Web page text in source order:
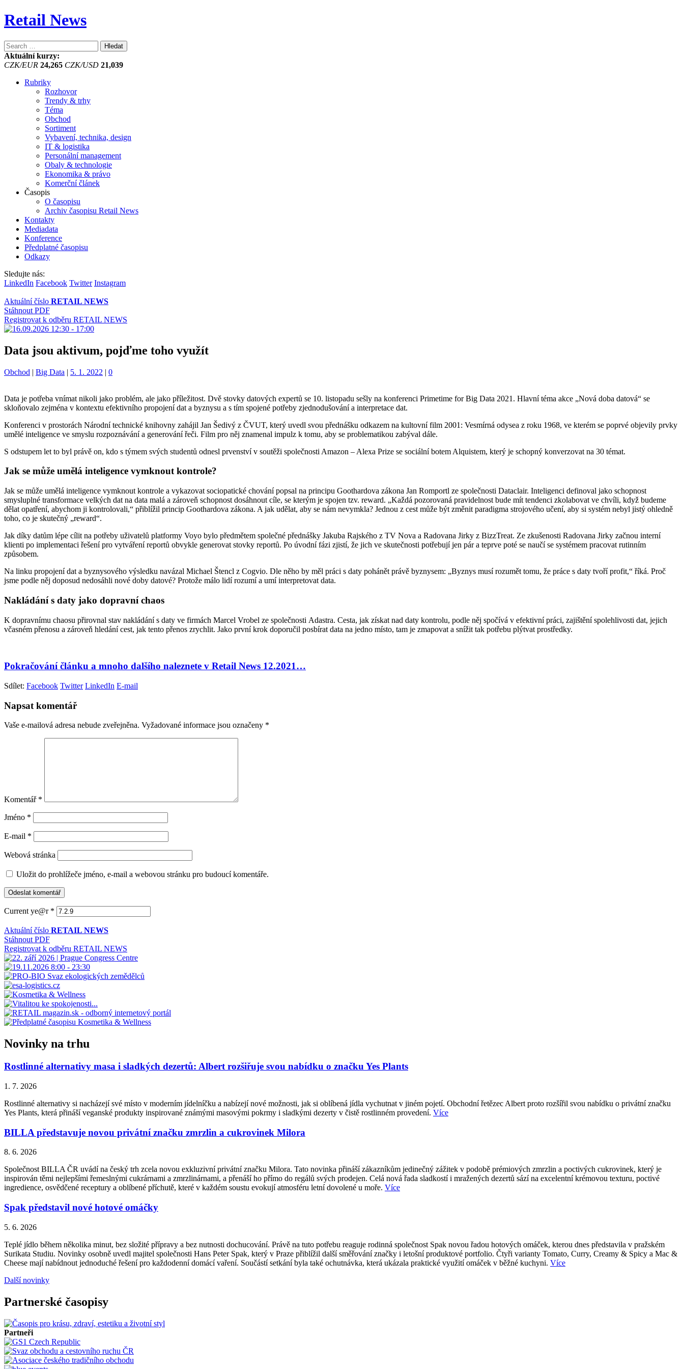
Retail News
Vyhledávání
Aktuální kurzy:
CZK/EUR 24,265 CZK/USD 21,039
Rubriky
Rozhovor
Trendy & trhy
Téma
Obchod
Sortiment
Vybavení, technika, design
IT & logistika
Personální management
Obaly & technologie
Ekonomika & právo
Komerční článek
Časopis
O časopisu
Archiv časopisu Retail News
Kontakty
Mediadata
Konference
Předplatné časopisu
Odkazy
Sledujte nás:
LinkedIn Facebook Twitter Instagram
Aktuální číslo RETAIL NEWS
Stáhnout PDF
Registrovat k odběru RETAIL NEWS
Data jsou aktivum, pojďme toho využít
Kategorie:
Obchod | Štítky:
Big Data | 5. 1. 2022 | 0
Data je potřeba vnímat nikoli jako problém, ale jako příležitost. Dvě stovky datových expertů se 10. listopadu sešly na konferenci Primetime for Big Data 2021. Hlavní téma akce „Nová doba datová“ se
skloňovalo zejména v kontextu efektivního propojení dat a byznysu a s tím spojené potřeby zjednodušování a interpretace dat.
Konferenci v prostorách Národní technické knihovny zahájil Jan Šedivý z ČVUT, který uvedl svou přednášku odkazem na kultovní film 2001: Vesmírná odysea z roku 1968, ve kterém se poprvé objevily prvky
umělé inteligence ve smyslu rozpoznávání a generování řeči. Film pro něj znamenal impulz k tomu, aby se problematikou zabýval dále.
S odstupem let to byl právě on, kdo s týmem svých studentů odnesl prvenství v soutěži společnosti Amazon – Alexa Prize se sociální botem Alquistem, který je schopný konverzovat na 30 témat.
Jak se může umělá inteligence vymknout kontrole?
Jak se může umělá inteligence vymknout kontrole a vykazovat sociopatické chování popsal na principu Goothardova zákona Jan Romportl ze společnosti Dataclair. Inteligenci definoval jako schopnost
smysluplné transformace velkých dat na data malá a zároveň schopnost dosáhnout cíle, se kterým je spojen tzv. reward. „Každá pozorovaná pravidelnost bude mít tendenci zkolabovat ve chvíli, když budeme
dělat opatření, abychom ji kontrolovali,“ přiblížil princip Goothardova zákona. A jak udělat, aby se nám nevymkla? Jednou z cest může být změnit paradigma strojového učení, aby si systém nebyl jistý ohledně
toho, co je skutečný „reward“.
Jak díky datům lépe cílit na potřeby uživatelů platformy Voyo bylo předmětem společné přednášky Jakuba Rajského z TV Nova a Radovana Jirky z BizzTreat. Ze zkušenosti Radovana Jirky začnou interní
klienti po implementaci řešení pro vytváření reportů obvykle generovat stovky reportů. Po úvodní fázi zjistí, že jich ve skutečnosti potřebují jen pár a teprve poté se naučí se systémem pracovat rutinním
způsobem.
Na linku propojení dat a byznysového výsledku navázal Michael Štencl z Cogvio. Dle něho by měl práci s daty pohánět právě byznysem: „Byznys musí rozumět tomu, že práce s daty tvoří profit,“ říká. Proč
jsme podle něj doposud nedosáhli nové doby datové? Protože málo lidí rozumí a umí interpretovat data.
Nakládání s daty jako dopravní chaos
K dopravnímu chaosu přirovnal stav nakládání s daty ve firmách Marcel Vrobel ze společnosti Adastra. Cesta, jak získat nad daty kontrolu, podle něj spočívá v efektivní práci, zajištění spolehlivosti dat, jejich
včasném přenosu a zároveň hledání cest, jak tento přenos zrychlit. Jako první krok doporučil posbírat data na jedno místo, tam je zmapovat a snížit tak potřebu plýtvat prostředky.
Pokračování článku a mnoho dalšího naleznete v Retail News 12.2021…
Sdílet: Facebook Twitter LinkedIn E-mail
Napsat komentář
Vaše e-mailová adresa nebude zveřejněna. Vyžadované informace jsou označeny *
Komentář *
Jméno *
E-mail *
Webová stránka
Uložit do prohlížeče jméno, e-mail a webovou stránku pro budoucí komentáře.
Current ye@r *
Aktuální číslo RETAIL NEWS
Stáhnout PDF
Registrovat k odběru RETAIL NEWS
Novinky na trhu
Rostlinné alternativy masa i sladkých dezertů: Albert rozšiřuje svou nabídku o značku Yes Plants
1. 7. 2026
Rostlinné alternativy si nacházejí své místo v moderním jídelníčku a nabízejí nové možnosti, jak si oblíbená jídla vychutnat v jiném pojetí. Obchodní řetězec Albert proto rozšířil svou nabídku o privátní značku
Yes Plants, která přináší veganské produkty inspirované známými masovými pokrmy i sladkými dezerty v čistě rostlinném provedení. Více
BILLA představuje novou privátní značku zmrzlin a cukrovinek Milora
8. 6. 2026
Společnost BILLA ČR uvádí na český trh zcela novou exkluzivní privátní značku Milora. Tato novinka přináší zákazníkům jedinečný zážitek v podobě prémiových zmrzlin a poctivých cukrovinek, který je
inspirován těmi nejlepšími řemeslnými cukrárnami a zmrzlinárnami, a přenáší ho přímo do regálů svých prodejen. Celá nová řada sladkostí i mražených dezertů sází na excelentní krémovou texturu, poctivé
ingredience, osvědčené receptury a oblíbené příchutě, které v každém soustu evokují atmosféru letní dovolené u moře. Více
Spak představil nové hotové omáčky
5. 6. 2026
Teplé jídlo během několika minut, bez složité přípravy a bez nutnosti dochucování. Právě na tuto potřebu reaguje rodinná společnost Spak novou řadou hotových omáček, kterou dnes představila v pražském
Surikata Studiu. Novinky osobně uvedl majitel společnosti Hans Peter Spak, který v Praze přiblížil další směřování značky i letošní produktové portfolio. Čtyři varianty Tomato, Curry, Creamy & Spicy a Mac &
Cheese mají nabídnout jednoduché řešení pro každodenní domácí vaření. Součástí setkání byla také ochutnávka, která ukázala praktické využití omáček v běžné kuchyni. Více
Další novinky
Partnerské časopisy
Partneři